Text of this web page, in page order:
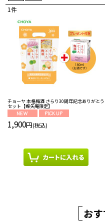
表示数
並び順:
1件
チョーヤ 本格梅酒 さらり30周年記念ありがとう
セット【蝶矢庵限定】
1,900円(税込)
お